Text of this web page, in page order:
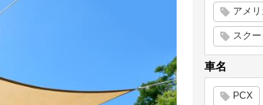
アメ
スク
車名
PCX